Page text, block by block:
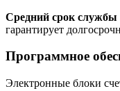
Средний срок службы
гарантирует
Программное
Электронные блоки